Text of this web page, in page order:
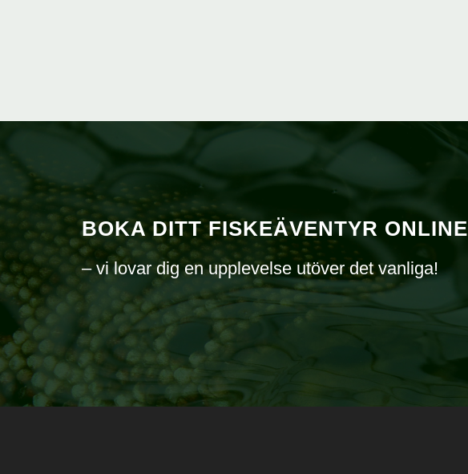
BOKA DITT FISKEÄVENTYR ONLINE
– vi lovar dig en upplevelse utöver det vanliga!